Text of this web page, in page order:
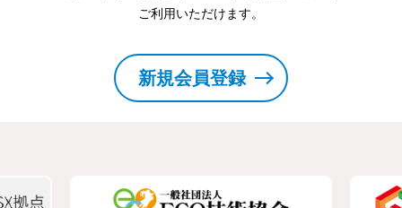
ご利用いただけます。
新規会員登録